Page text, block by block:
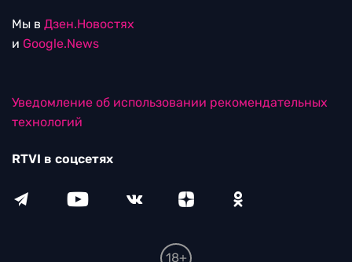
Мы в Дзен.Новостях
и Google.News
Уведомление об использовании рекомендательных
технологий
RTVI в соцсетях
18+